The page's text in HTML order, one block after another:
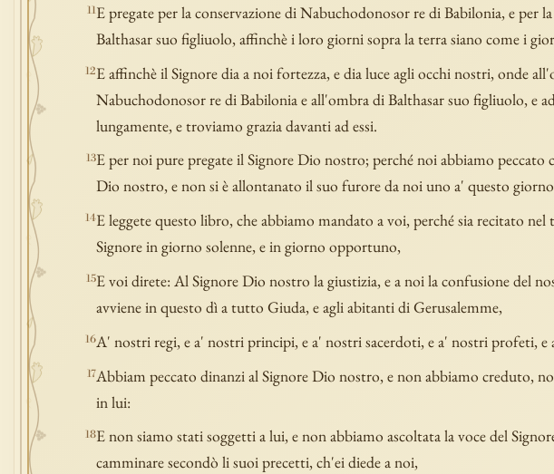
11E pregate per la conservazione di Nabuchodonosor re di Babilonia, e per
Balthasar suo figliuolo, affinchè i loro giorni sopra la terra siano come i
12E affinchè il Signore dia a noi fortezza, e dia luce agli occhi nostri, onde
Nabuchodonosor re di Babilonia e all'ombra di Balthasar suo figliuolo, e
lungamente, e troviamo grazia davanti ad essi.
13E per noi pure pregate il Signore Dio nostro; perché noi abbiamo peccato
Dio nostro, e non si è allontanato il suo furore da noi uno a' questo
14E leggete questo libro, che abbiamo mandato a voi, perché sia recitato nel
Signore in giorno solenne, e in giorno opportuno,
15E voi direte: Al Signore Dio nostro la giustizia, e a noi la confusione del
avviene in questo dì a tutto Giuda, e agli abitanti di Gerusalemme,
16A' nostri regi, e a' nostri principi, e a' nostri sacerdoti, e a' nostri profeti, e
17Abbiam peccato dinanzi al Signore Dio nostro, e non abbiamo creduto,
in lui:
18E non siamo stati soggetti a lui, e non abbiamo ascoltata la voce del
camminare secondò li suoi precetti, ch'ei diede a noi,